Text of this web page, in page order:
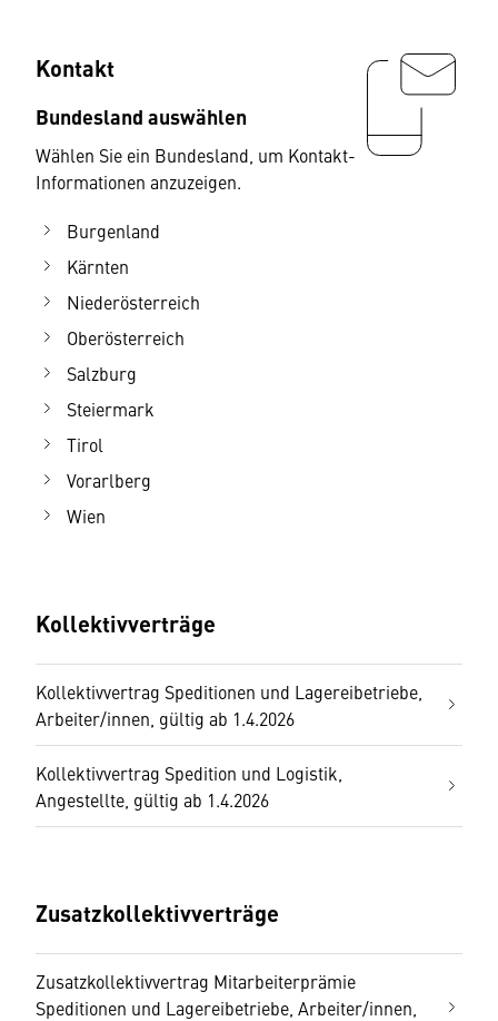
Kontakt
Bundesland auswählen
Wählen Sie ein Bundesland, um Kontakt-
Informationen anzuzeigen.
Burgenland
Kärnten
Niederösterreich
Oberösterreich
Salzburg
Steiermark
Tirol
Vorarlberg
Wien
Kollektivverträge
Kollektivvertrag Speditionen und Lagereibetriebe,
Arbeiter/innen, gültig ab 1.4.2026
Kollektivvertrag Spedition und Logistik,
Angestellte, gültig ab 1.4.2026
Zusatzkollektivverträge
Zusatzkollektivvertrag Mitarbeiterprämie
Speditionen und Lagereibetriebe, Arbeiter/innen,